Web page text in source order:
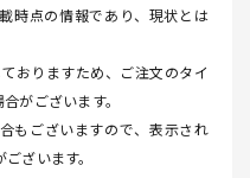
時点の情報であり、現状とは
おりますため、ご注文のタイ
がございます。
もございますので、表示され
ざいます。